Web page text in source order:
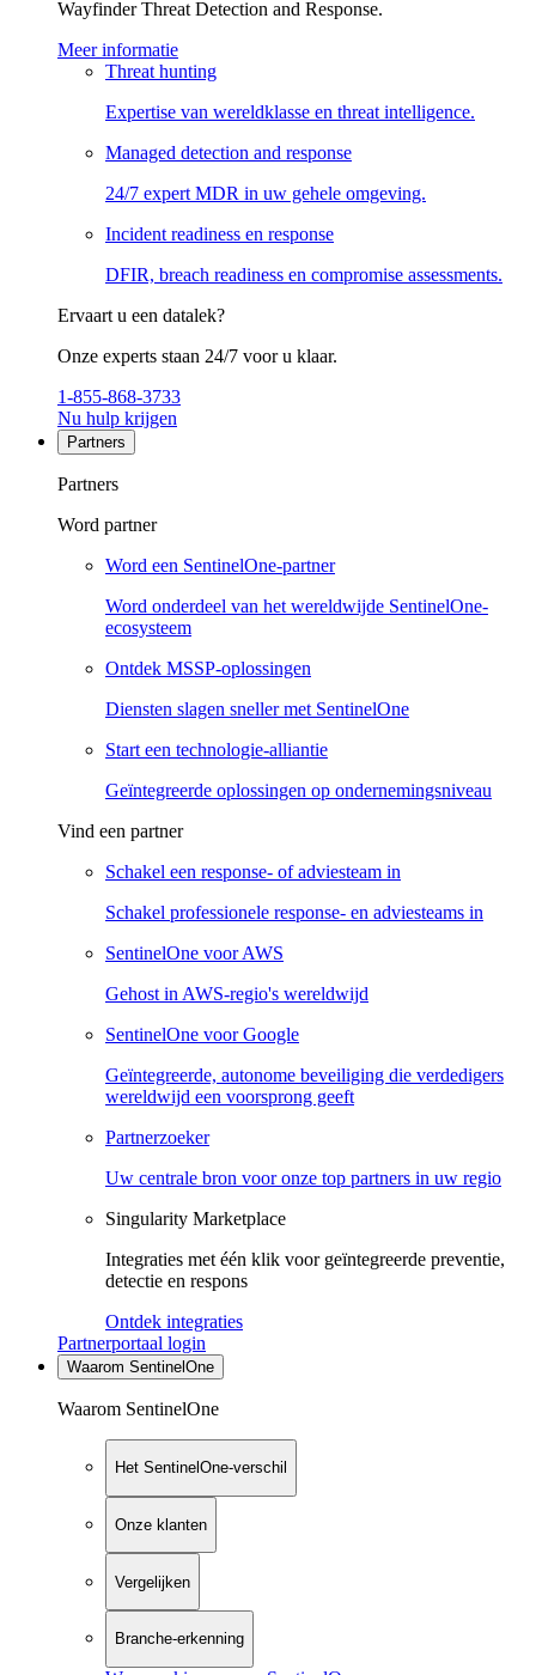
Wayfinder Threat Detection and Response.
Meer informatie
Threat hunting
Expertise van wereldklasse en threat intelligence.
Managed detection and response
24/7 expert MDR in uw gehele omgeving.
Incident readiness en response
DFIR, breach readiness en compromise assessments.
Ervaart u een datalek?
Onze experts staan 24/7 voor u klaar.
1-855-868-3733
Nu hulp krijgen
Partners
Partners
Word partner
Word een SentinelOne-partner
Word onderdeel van het wereldwijde SentinelOne-
ecosysteem
Ontdek MSSP-oplossingen
Diensten slagen sneller met SentinelOne
Start een technologie-alliantie
Geïntegreerde oplossingen op ondernemingsniveau
Vind een partner
Schakel een response- of adviesteam in
Schakel professionele response- en adviesteams in
SentinelOne voor AWS
Gehost in AWS-regio's wereldwijd
SentinelOne voor Google
Geïntegreerde, autonome beveiliging die verdedigers
wereldwijd een voorsprong geeft
Partnerzoeker
Uw centrale bron voor onze top partners in uw regio
Singularity Marketplace
Integraties met één klik voor geïntegreerde preventie,
detectie en respons
Ontdek integraties
Partnerportaal login
Waarom SentinelOne
Waarom SentinelOne
Het SentinelOne-verschil
Onze klanten
Vergelijken
Branche-erkenning